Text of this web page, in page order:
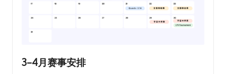
3-4月赛事安排